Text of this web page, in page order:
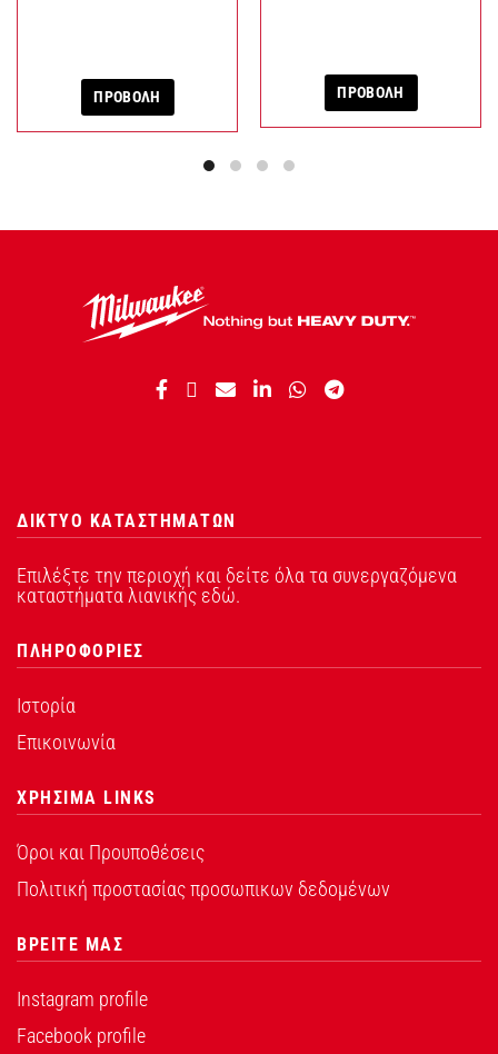
ΠΡΟΒΟΛΗ ΠΡΟΒΟΛΗ
ΔΙΚΤΥΟ ΚΑΤΑΣΤΗΜΑΤΩΝ
Επιλέξτε την περιοχή και δείτε όλα τα συνεργαζόμενα
καταστήματα λιανικής εδώ.
ΠΛΗΡΟΦΟΡΙΕΣ
Ιστορία
Επικοινωνία
ΧΡΗΣΙΜΑ LINKS
Όροι και Προυποθέσεις
Πολιτική προστασίας προσωπικων δεδομένων
ΒΡΕΙΤΕ ΜΑΣ
Instagram profile
Facebook profile